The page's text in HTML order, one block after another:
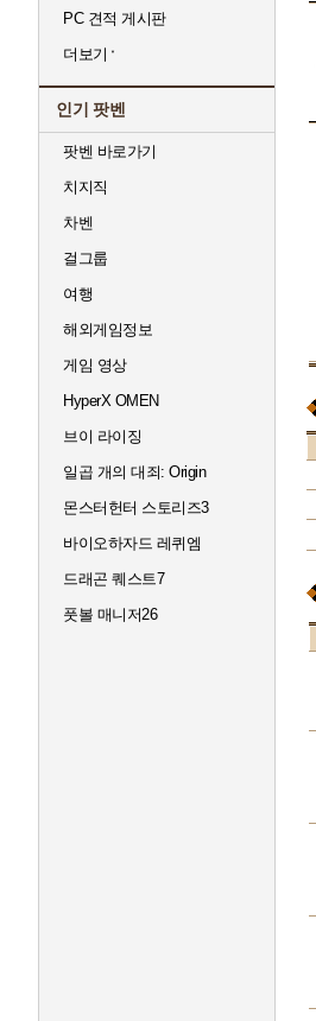
PC 견적 게시판
더보기
인기 팟벤
팟벤 바로가기
치지직
차벤
걸그룹
여행
해외게임정보
게임 영상
HyperX OMEN
브이 라이징
일곱 개의 대죄: Origin
몬스터헌터 스토리즈3
바이오하자드 레퀴엠
드래곤 퀘스트7
풋볼 매니저26